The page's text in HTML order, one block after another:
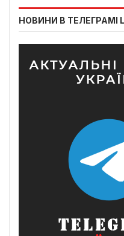
НОВИНИ В ТЕЛЕГРАМІ